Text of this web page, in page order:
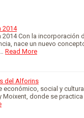
2014
2014 Con la
nace un nuevo
Read More
del Alforins
económico, social y
Moixent, donde se